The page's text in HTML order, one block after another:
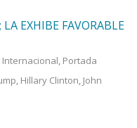
EXHIBE FAVORABLE
Internacional, Portada
, Hillary Clinton, John